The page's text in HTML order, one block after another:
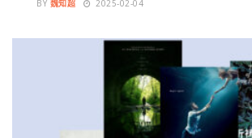
BY 魏知超 2025-02-04